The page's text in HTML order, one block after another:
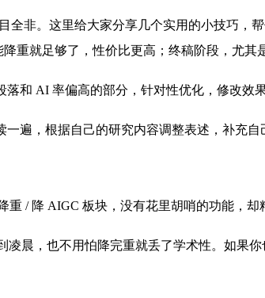
非。这里给大家分享几个实用的小技巧，帮
重就足够了，性价比更高；终稿阶段，尤其
和 AI 率偏高的部分，针对性优化，修改效
遍，根据自己的研究内容调整表述，补充
/ 降 AIGC 板块，没有花里胡哨的功能，
晨，也不用怕降完重就丢了学术性。如果